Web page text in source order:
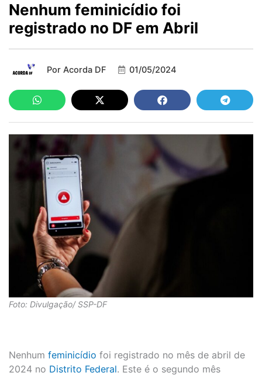
Nenhum feminicídio foi
registrado no DF em Abril
Por Acorda DF 01/05/2024
Foto: Divulgação/ SSP-DF
Nenhum feminicídio foi registrado no mês de abril de
2024 no Distrito Federal. Este é o segundo mês